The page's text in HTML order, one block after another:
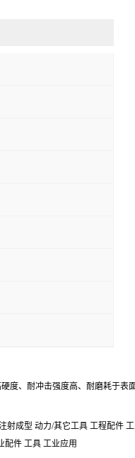
度、耐冲击强度高、耐磨耗于
射成型 动力/其它工具 工程配件
配件 工具 工业应用